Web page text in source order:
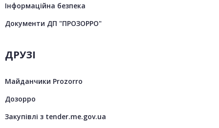
Інформаційна безпека
Документи ДП "ПРОЗОРРО"
ДРУЗІ
Майданчики Prozorro
Дозорро
Закупівлі з tender.me.gov.ua